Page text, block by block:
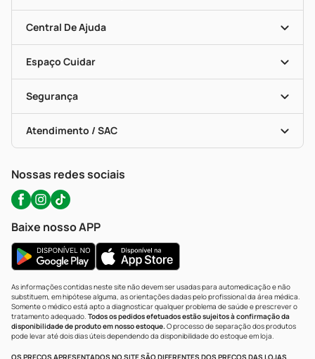
Mapa De Categorias
Blog Da PP
Seja Uma Loja Parceira
Clube PP
Convênios
Programa Popular Do Brasil
Encarte De Ofertas
Dermaclub
Descontos De Laboratório (PBM)
Cupons E Ofertas
Central De Ajuda
Entrega
Recompra Programada
Compras Com Receita
Alomed (tele-Entrega)
Formas De Pagamento
Troca E Devolução
Bulas De A A Z
Políticas De Marketplace
Espaço Cuidar
Vacinas
Serviços Farmacêuticos
Testes Rápidos
Autoteste Covid-19
Segurança
Certificado De Segurança
Portal Da Privacidade
Atendimento / SAC
WhatsApp (47) 9202-1687
Nossas redes sociais
Baixe nosso APP
As informações contidas neste site não devem ser usadas para automedicação e não
substituem, em hipótese alguma, as orientações dadas pelo profissional da área médica.
Somente o médico está apto a diagnosticar qualquer problema de saúde e prescrever o
tratamento adequado. Todos os pedidos efetuados estão sujeitos à confirmação da
disponibilidade de produto em nosso estoque.O processo de separação dos produtos
pode levar até dois dias úteis dependendo da disponibilidade do estoque em loja.
OS PREÇOS APRESENTADOS NO SITE SÃO DIFERENTES DOS PREÇOS DAS LOJAS